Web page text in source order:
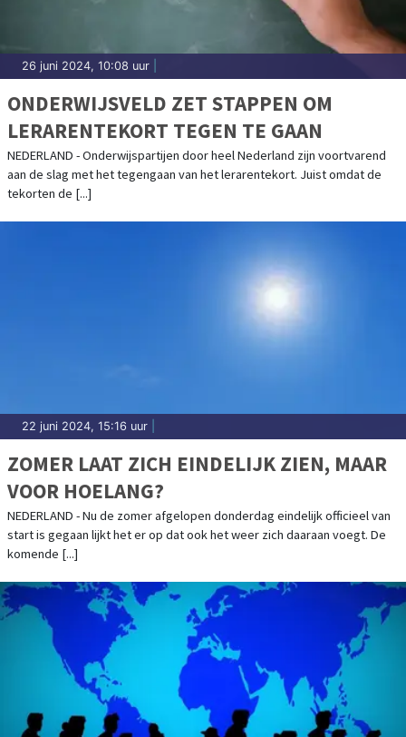
26 juni 2024, 10:08 uur
ONDERWIJSVELD ZET STAPPEN OM
LERARENTEKORT TEGEN TE GAAN
NEDERLAND - Onderwijspartijen door heel Nederland zijn voortvarend
aan de slag met het tegengaan van het lerarentekort. Juist omdat de
tekorten de [...]
22 juni 2024, 15:16 uur
ZOMER LAAT ZICH EINDELIJK ZIEN, MAAR
VOOR HOELANG?
NEDERLAND - Nu de zomer afgelopen donderdag eindelijk officieel van
start is gegaan lijkt het er op dat ook het weer zich daaraan voegt. De
komende [...]